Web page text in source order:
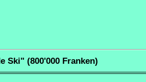
Ski" (800'000 Franken)